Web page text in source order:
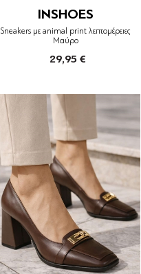
INSHOES
Sneakers με animal print λεπτομέρειες
Μαύρο
29,95 €